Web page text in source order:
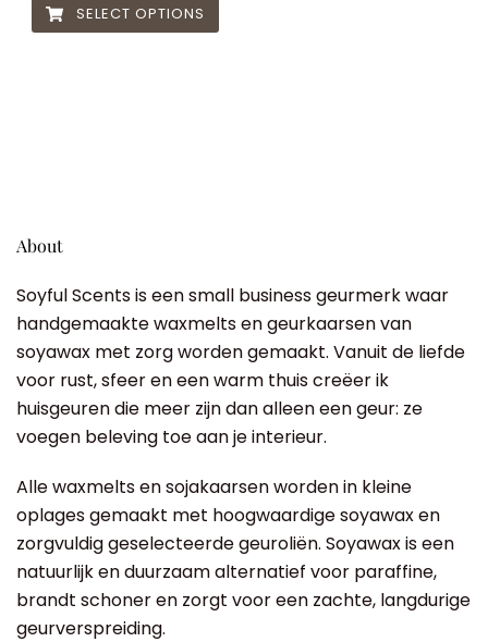
SELECT OPTIONS
About
Soyful Scents is een small business geurmerk waar
handgemaakte waxmelts en geurkaarsen van
soyawax met zorg worden gemaakt. Vanuit de liefde
voor rust, sfeer en een warm thuis creëer ik
huisgeuren die meer zijn dan alleen een geur: ze
voegen beleving toe aan je interieur.
Alle waxmelts en sojakaarsen worden in kleine
oplages gemaakt met hoogwaardige soyawax en
zorgvuldig geselecteerde geuroliën. Soyawax is een
natuurlijk en duurzaam alternatief voor paraffine,
brandt schoner en zorgt voor een zachte, langdurige
geurverspreiding.